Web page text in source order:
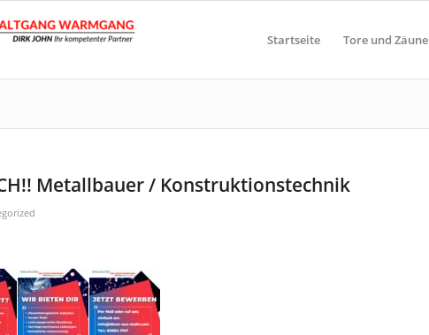
Startseite Tore und Zäune
Metallbauer / Konstruktionstechnik